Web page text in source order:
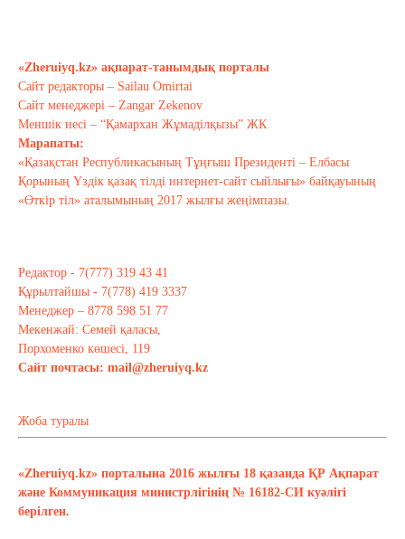
Тағы оқу
«Zheruiyq.kz» ақпарат-танымдық порталы
Сайт редакторы – Sailau Omirtai
Сайт менеджері – Zangar Zekenov
Меншік иесі – “Қамархан Жұмаділқызы” ЖК
Марапаты:
«Қазақстан Республикасының Тұңғыш Президенті – Елбасы
Қорының Үздік қазақ тілді интернет-сайт сыйлығы» байқауының
«Өткір тіл» аталымының 2017 жылғы жеңімпазы.
Редактор - 7(777) 319 43 41
Құрылтайшы - 7(778) 419 3337
Менеджер – 8778 598 51 77
Мекенжай: Семей қаласы,
Порхоменко көшесі, 119
Сайт почтасы: mail@zheruiyq.kz
Жоба туралы
«Zheruiyq.kz» порталына 2016 жылғы 18 қазанда ҚР Ақпарат
және Коммуникация министрлігінің № 16182-СИ куәлігі
берілген.